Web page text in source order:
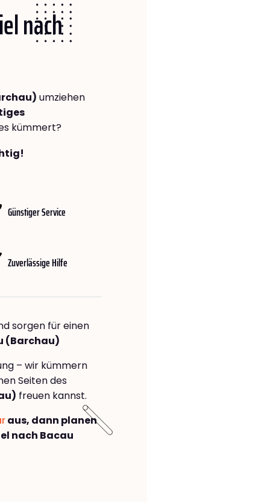
nach
umziehen
kümmert?
Günstiger Service
Zuverlässige Hilfe
sorgen für einen
(Barchau)
– wir kümmern
Seiten des
freuen kannst.
aus, dann planen
nach Bacau